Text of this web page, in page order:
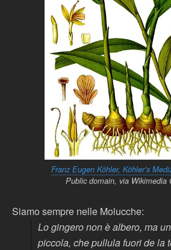
Franz Eugen Köhler, Köhler’s
Public domain, via Wikimedia
Siamo sempre nelle Molucche:
Lo gingero non è albero, ma
piccola, che pullula fuori de la